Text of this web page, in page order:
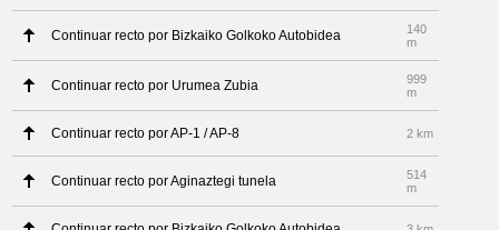
Continuar recto por Bizkaiko Golkoko Autobidea
140
m
Continuar recto por Urumea Zubia
999
m
Continuar recto por AP-1 / AP-8 2 km
Continuar recto por Aginaztegi tunela
514
m